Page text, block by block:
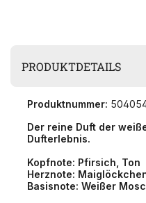
PRODUKTDETAILS
Produktnummer:
Der reine Duft der
Dufterlebnis.
Kopfnote: Pfirsich, Ton
Herznote:
Basisnote: Weißer